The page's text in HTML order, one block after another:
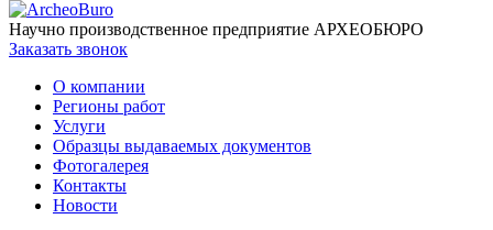
Научно производственное предприятие АРХЕОБЮРО
Заказать звонок
О компании
Регионы работ
Услуги
Образцы выдаваемых документов
Фотогалерея
Контакты
Новости